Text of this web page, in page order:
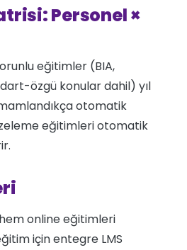
Personel ×
eğitimler (BIA,
özgü konular dahil) yıl
otomatik
eğitimleri otomatik
online eğitimleri
için entegre LMS